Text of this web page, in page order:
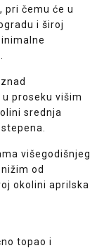
pri čemu će u
i široj
proseku višim
srednja
višegodišnjeg
od
okolini aprilska
topao i